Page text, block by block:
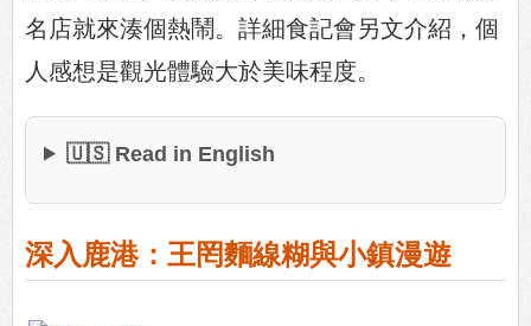
名店就來湊個熱鬧。詳細食記會另文介紹，個
人感想是觀光體驗大於美味程度。
🇺🇸 Read in English
深入鹿港：王罔麵線糊與小鎮漫遊